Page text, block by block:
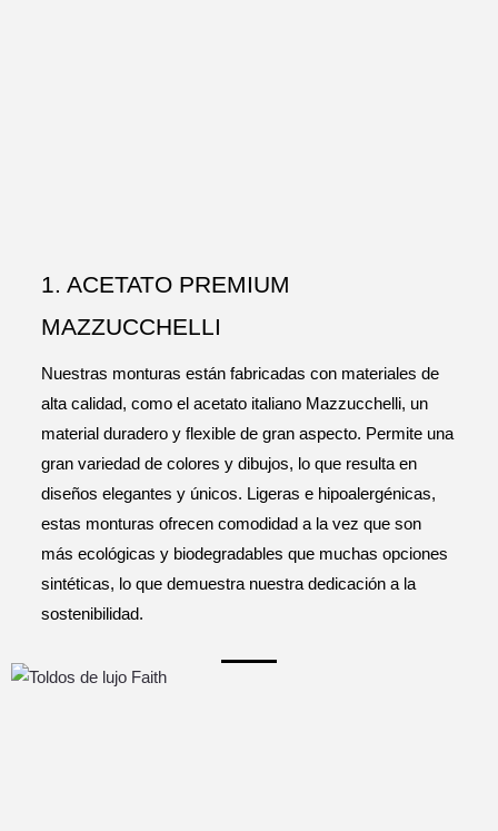
1. ACETATO PREMIUM
MAZZUCCHELLI
Nuestras monturas están fabricadas con materiales de
alta calidad, como el acetato italiano Mazzucchelli, un
material duradero y flexible de gran aspecto. Permite una
gran variedad de colores y dibujos, lo que resulta en
diseños elegantes y únicos. Ligeras e hipoalergénicas,
estas monturas ofrecen comodidad a la vez que son
más ecológicas y biodegradables que muchas opciones
sintéticas, lo que demuestra nuestra dedicación a la
sostenibilidad.